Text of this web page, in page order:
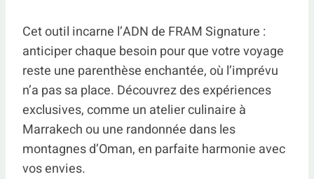
Cet outil incarne l’ADN de FRAM Signature :
anticiper chaque besoin pour que votre voyage
reste une parenthèse enchantée, où l’imprévu
n’a pas sa place. Découvrez des expériences
exclusives, comme un atelier culinaire à
Marrakech ou une randonnée dans les
montagnes d’Oman, en parfaite harmonie avec
vos envies.